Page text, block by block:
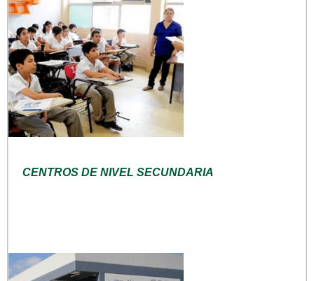
CENTROS DE NIVEL SECUNDARIA